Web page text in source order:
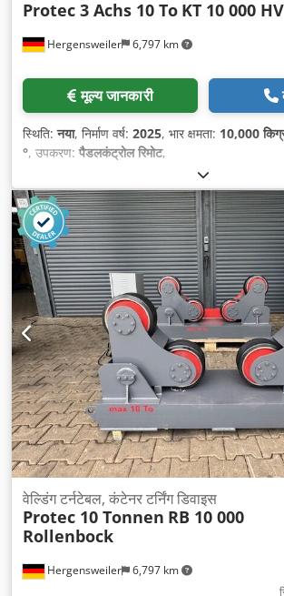
Hergensweiler 6,797 km
Protec 3 Achs 10 To KT 10 000 HV
मूल्य जानकारी
स्थिति:नया, निर्माण वर्ष: 2025, भार क्षमता: 10,000
°, उपकरण: पैडलकंट्रोल रिमोट,
Hergensweiler 6,797 km
वेल्डिंग टर्नटेबल, कंटेनर टर्निंग डिवाइस
Protec 10 Tonnen RB 10 000
Rollenbock